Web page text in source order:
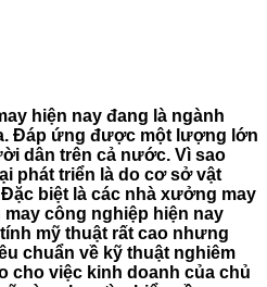
hiện nay đang là ngành
Đáp ứng được một lượng lớn
dân trên cả nước. Vì sao
phát triển là do cơ sở vật
biệt là các nhà xưởng may
công nghiệp hiện nay
mỹ thuật rất cao nhưng
chuẩn về kỹ thuật nghiêm
cho việc kinh doanh của chủ